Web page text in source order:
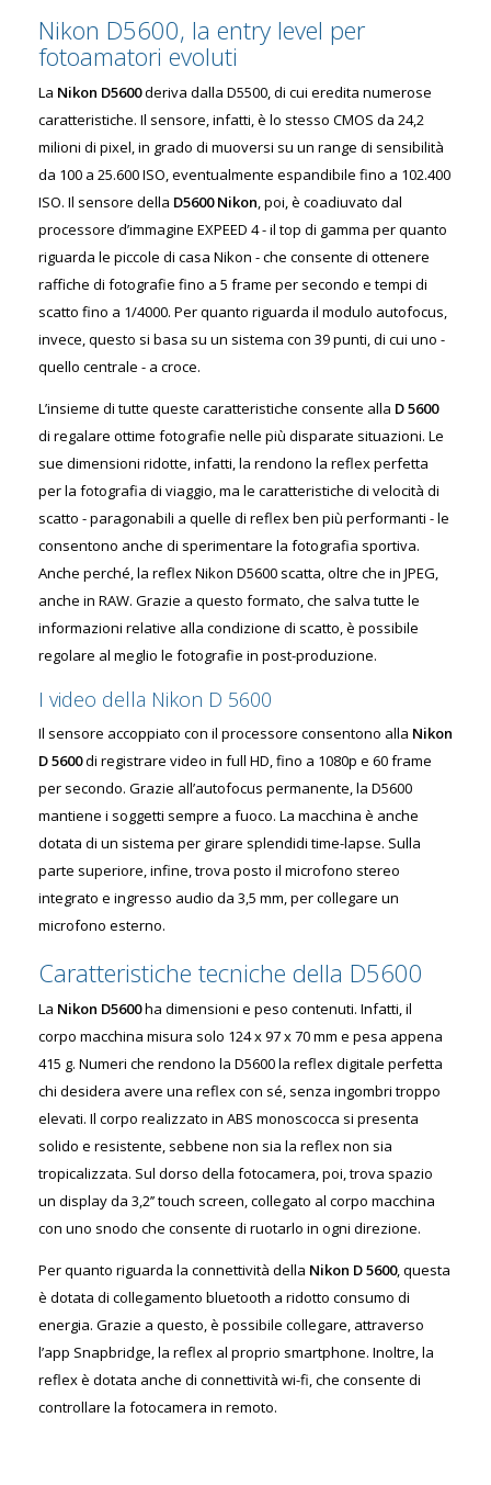
Nikon D5600, la entry level per
fotoamatori evoluti
La Nikon D5600deriva dalla D5500, di cui eredita numerose
caratteristiche. Il sensore, infatti, è lo stesso CMOS da 24,2
milioni di pixel, in grado di muoversi su un range di sensibilità
da 100 a 25.600 ISO, eventualmente espandibile fino a 102.400
ISO. Il sensore della D5600 Nikon, poi, è coadiuvato dal
processore d’immagine EXPEED 4 - il top di gamma per quanto
riguarda le piccole di casa Nikon - che consente di ottenere
raffiche di fotografie fino a 5 frame per secondo e tempi di
scatto fino a 1/4000. Per quanto riguarda il modulo autofocus,
invece, questo si basa su un sistema con 39 punti, di cui uno -
quello centrale - a croce.
L’insieme di tutte queste caratteristiche consente alla D 5600
di regalare ottime fotografie nelle più disparate situazioni. Le
sue dimensioni ridotte, infatti, la rendono la reflex perfetta
per la fotografia di viaggio, ma le caratteristiche di velocità di
scatto - paragonabili a quelle di reflex ben più performanti - le
consentono anche di sperimentare la fotografia sportiva.
Anche perché, la reflex Nikon D5600 scatta, oltre che in JPEG,
anche in RAW. Grazie a questo formato, che salva tutte le
informazioni relative alla condizione di scatto, è possibile
regolare al meglio le fotografie in post-produzione.
I video della Nikon D 5600
Il sensore accoppiato con il processore consentono alla Nikon
D 5600di registrare video in full HD, fino a 1080p e 60 frame
per secondo. Grazie all’autofocus permanente, la D5600
mantiene i soggetti sempre a fuoco. La macchina è anche
dotata di un sistema per girare splendidi time-lapse. Sulla
parte superiore, infine, trova posto il microfono stereo
integrato e ingresso audio da 3,5 mm, per collegare un
microfono esterno.
Caratteristiche tecniche della D5600
La Nikon D5600ha dimensioni e peso contenuti. Infatti, il
corpo macchina misura solo 124 x 97 x 70 mm e pesa appena
415 g. Numeri che rendono la D5600 la reflex digitale perfetta
chi desidera avere una reflex con sé, senza ingombri troppo
elevati. Il corpo realizzato in ABS monoscocca si presenta
solido e resistente, sebbene non sia la reflex non sia
tropicalizzata. Sul dorso della fotocamera, poi, trova spazio
un display da 3,2’’ touch screen, collegato al corpo macchina
con uno snodo che consente di ruotarlo in ogni direzione.
Per quanto riguarda la connettività della Nikon D 5600, questa
è dotata di collegamento bluetooth a ridotto consumo di
energia. Grazie a questo, è possibile collegare, attraverso
l’app Snapbridge, la reflex al proprio smartphone. Inoltre, la
reflex è dotata anche di connettività wi-fi, che consente di
controllare la fotocamera in remoto.